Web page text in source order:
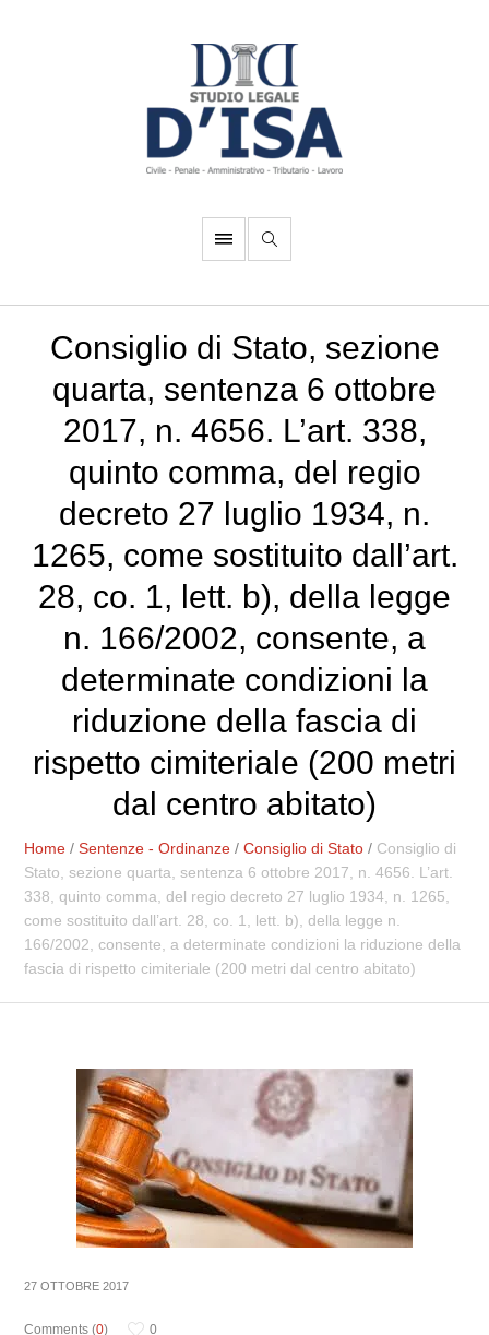
Consiglio di Stato, sezione
quarta, sentenza 6 ottobre
2017, n. 4656. L’art. 338,
quinto comma, del regio
decreto 27 luglio 1934, n.
1265, come sostituito dall’art.
28, co. 1, lett. b), della legge
n. 166/2002, consente, a
determinate condizioni la
riduzione della fascia di
rispetto cimiteriale (200 metri
dal centro abitato)
Home /Sentenze - Ordinanze /Consiglio di Stato / Consiglio di
Stato, sezione quarta, sentenza 6 ottobre 2017, n. 4656. L’art.
338, quinto comma, del regio decreto 27 luglio 1934, n. 1265,
come sostituito dall’art. 28, co. 1, lett. b), della legge n.
166/2002, consente, a determinate condizioni la riduzione della
fascia di rispetto cimiteriale (200 metri dal centro abitato)
27 OTTOBRE 2017
Comments (0)
0